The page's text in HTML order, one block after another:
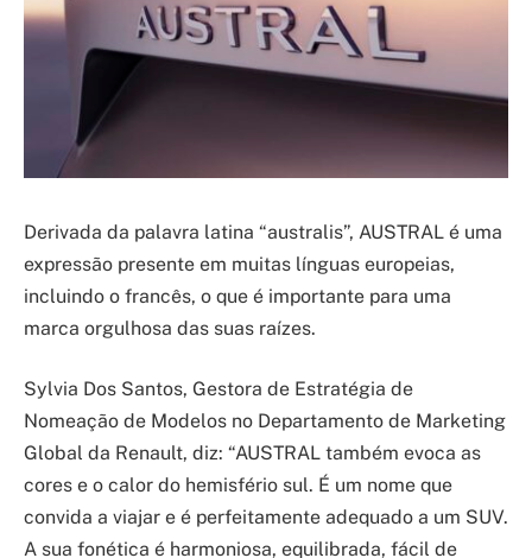
Derivada da palavra latina “australis”, AUSTRAL é uma
expressão presente em muitas línguas europeias,
incluindo o francês, o que é importante para uma
marca orgulhosa das suas raízes.
Sylvia Dos Santos, Gestora de Estratégia de
Nomeação de Modelos no Departamento de Marketing
Global da Renault, diz: “AUSTRAL também evoca as
cores e o calor do hemisfério sul. É um nome que
convida a viajar e é perfeitamente adequado a um SUV.
A sua fonética é harmoniosa, equilibrada, fácil de